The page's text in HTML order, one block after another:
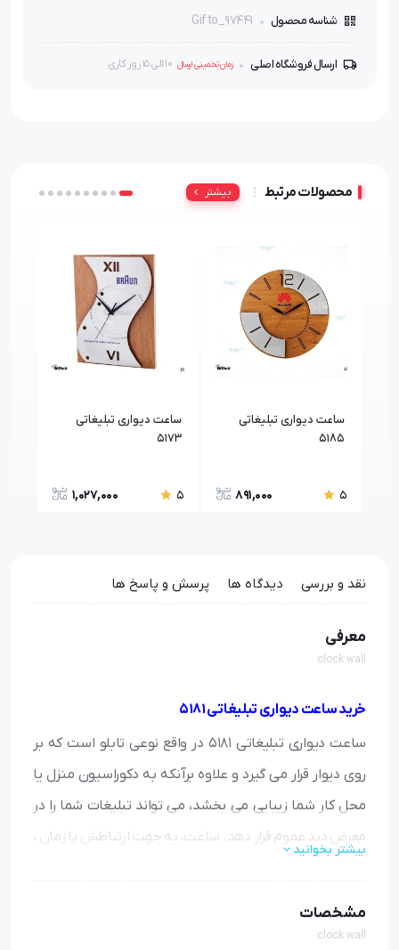
شناسه محصول Gifto_97441
ارسال فروشگاه اصلی زمان تخمینی ارسال
محصولات مرتبط بیشتر
ساعت دیواری تبلیغاتی
5185
5
891,000
ساعت دیواری تبلیغاتی
5173
5
1,027,000
نقد و بررسی دیدگاه ها پرسش و پاسخ ها
معرفی
clock wall
خرید ساعت دیواری تبلیغاتی 5181
ساعت دیواری تبلیغاتی 5181 در واقع نوعی تابلو است که بر
روی دیوار قرار می گیرد و علاوه برآنکه به دکوراسیون منزل یا
محل کار شما زیبایی می بخشد، می تواند تبلیغات شما را در
معرض دید عموم قرار دهد. ساعت، به جهت ارتباطش با زمان ،
و طرح های مختلفی ساخته شده است.
بیشتر بخوانید
مشخصات
clock wall